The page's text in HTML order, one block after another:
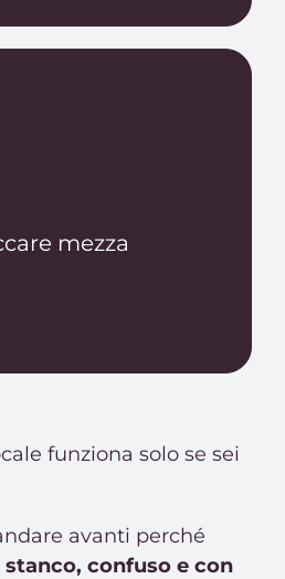
mezza
funziona solo se sei
avanti perché
confuso e con